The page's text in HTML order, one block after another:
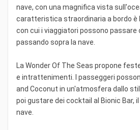
nave, con una magnifica vista
caratteristica straordinaria a bordo è
con cui i viaggiatori possono passare
passando sopra la nave.
La Wonder Of The Seas propone
e intrattenimenti. I passeggeri
and Coconut in un'atmosfera dallo
poi gustare dei cocktail al Bionic Bar,
nave.